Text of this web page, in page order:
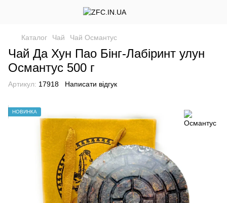
Каталог Чай Чай Османтус
Чай Да Хун Пао Бінг-Лабіринт улун
Османтус 500 г
Артикул: 17918 Написати відгук
НОВИНКА